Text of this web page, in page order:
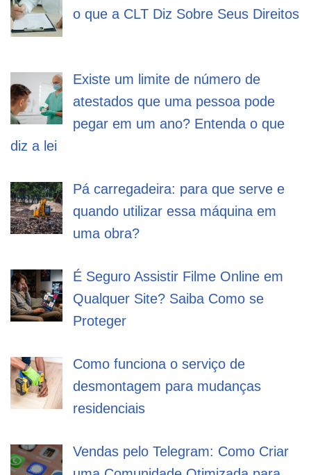
o que a CLT Diz Sobre Seus Direitos
Existe um limite de número de
atestados que uma pessoa pode
pegar em um ano? Entenda o que
diz a lei
Pá carregadeira: para que serve e
quando utilizar essa máquina em
uma obra?
É Seguro Assistir Filme Online em
Qualquer Site? Saiba Como se
Proteger
Como funciona o serviço de
desmontagem para mudanças
residenciais
Vendas pelo Telegram: Como Criar